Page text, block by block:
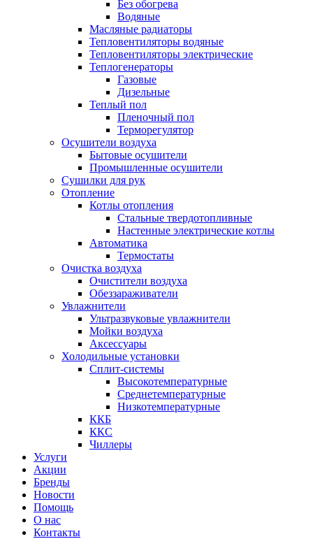
Без обогрева
Водяные
Масляные радиаторы
Тепловентиляторы водяные
Тепловентиляторы электрические
Теплогенераторы
Газовые
Дизельные
Теплый пол
Пленочный пол
Терморегулятор
Осушители воздуха
Бытовые осушители
Промышленные осушители
Сушилки для рук
Отопление
Котлы отопления
Стальные твердотопливные
Настенные электрические котлы
Автоматика
Термостаты
Очистка воздуха
Очистители воздуха
Обеззараживатели
Увлажнители
Ультразвуковые увлажнители
Мойки воздуха
Аксессуары
Холодильные установки
Сплит-системы
Высокотемпературные
Среднетемпературные
Низкотемпературные
ККБ
ККС
Чиллеры
Услуги
Акции
Бренды
Новости
Помощь
О нас
Контакты